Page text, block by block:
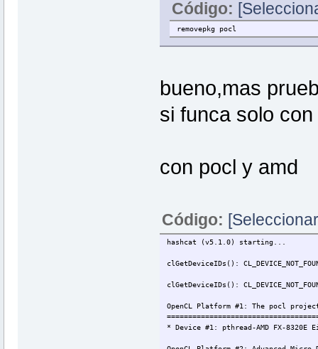
Código:
removepkg pocl
bueno,mas
si funca solo
con pocl y amd
Código:
hashcat (v5.1.0) starting...
clGetDeviceIDs():
clGetDeviceIDs():
OpenCL Platform #1: The pocl
* Device #1: pthread-AMD FX-8320E